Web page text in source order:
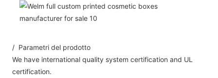
/ Parametri del prodotto
We have international quality system certification and UL
certification.